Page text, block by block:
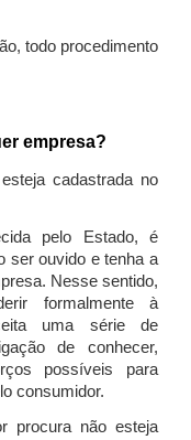
todo procedimento
empresa?
cadastrada no
pelo Estado, é
ser ouvido e tenha a
Nesse sentido,
formalmente à
uma série de
de conhecer,
possíveis para
consumidor.
procura não esteja